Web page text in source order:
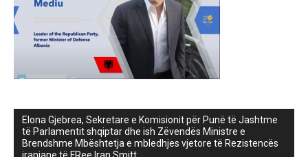
Elona Gjebrea, Sekretare e Komisionit për Punë të Jashtme
të Parlamentit shqiptar dhe ish Zëvendës Ministre e
Brendshme Mbështetja e mbledhjes vjetore të Rezistencës